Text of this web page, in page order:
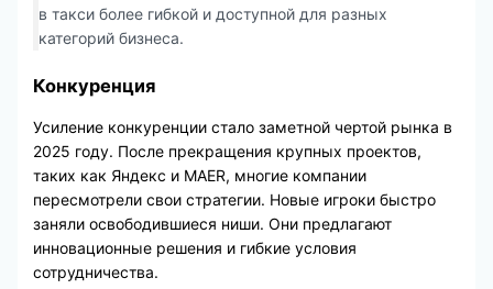
в такси более гибкой и доступной для разных
категорий бизнеса.
Конкуренция
Усиление конкуренции стало заметной чертой рынка в
2025 году. После прекращения крупных проектов,
таких как Яндекс и MAER, многие компании
пересмотрели свои стратегии. Новые игроки быстро
заняли освободившиеся ниши. Они предлагают
инновационные решения и гибкие условия
сотрудничества.